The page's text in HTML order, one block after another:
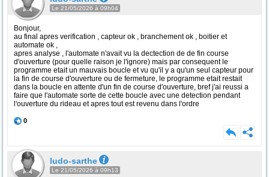
Le 21/05/2026 à 09h04
Bonjour,
au final apres verification , capteur ok , branchement ok , boitier et
automate ok ,
apres analyse , l'automate n'avait vu la dectection de de fin course
d'ouverture (pour quelle raison je l'ignore) mais par consequent le
programme etait un mauvais boucle et vu qu'il y a qu'un seul capteur pour
la fin de course d'ouverture ou de fermeture, le programme etait restait
dans la boucle en attente d'un fin de course d'ouverture, bref j'ai reussi a
faire que l'automate sorte de cette boucle avec une detection pendant
l'ouverture du rideau et apres tout est revenu dans l'ordre
0
ludo-sarthe
Le 21/05/2026 à 09h13